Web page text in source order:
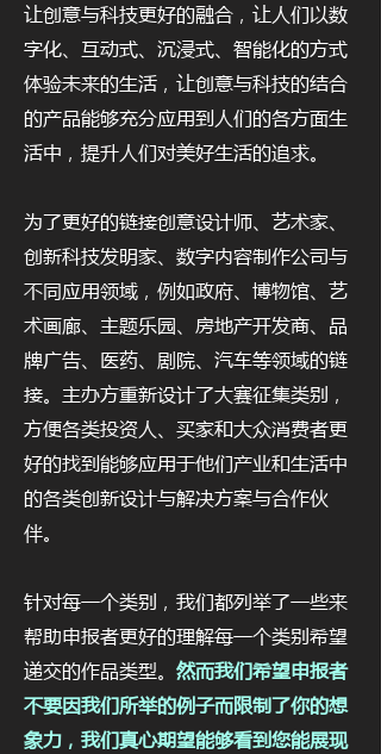
让创意与科技更好的融合，让人们以数
字化、互动式、沉浸式、智能化的方式
体验未来的生活，让创意与科技的结合
的产品能够充分应用到人们的各方面生
活中，提升人们对美好生活的追求。
为了更好的链接创意设计师、艺术家、
创新科技发明家、数字内容制作公司与
不同应用领域，例如政府、博物馆、艺
术画廊、主题乐园、房地产开发商、品
牌广告、医药、剧院、汽车等领域的链
接。主办方重新设计了大赛征集类别，
方便各类投资人、买家和大众消费者更
好的找到能够应用于他们产业和生活中
的各类创新设计与解决方案与合作伙
伴。​
针对每一个类别，我们都列举了一些来
帮助申报者更好的理解每一个类别希望
递交的作品类型。 然而我们希望申报者
不要因我们所举的例子而限制了你的想
象力，我们真心期望能够看到您能展现